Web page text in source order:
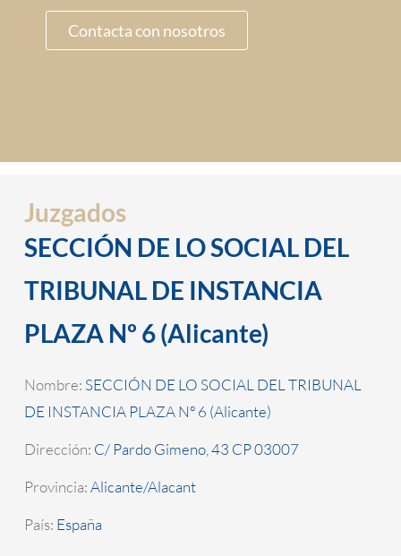
Contacta con nosotros
Juzgados
SECCIÓN DE LO SOCIAL DEL
TRIBUNAL DE INSTANCIA
PLAZA Nº 6 (Alicante)
Nombre: SECCIÓN DE LO SOCIAL DEL TRIBUNAL
DE INSTANCIA PLAZA Nº 6 (Alicante)
Dirección: C/ Pardo Gimeno, 43 CP 03007
Provincia:Alicante/Alacant
País: España